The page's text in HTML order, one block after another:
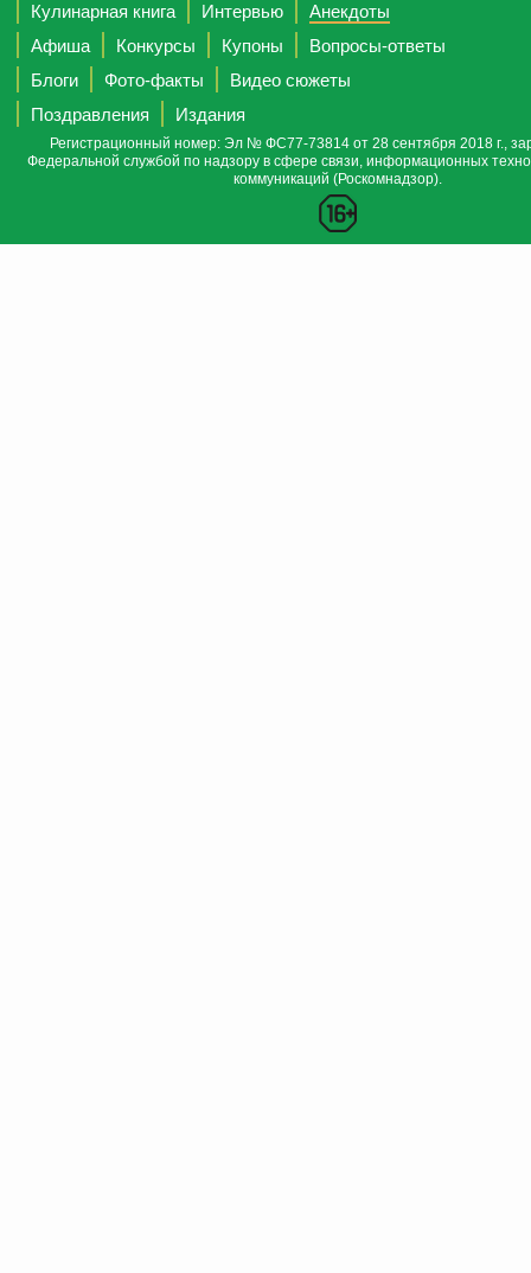
Кулинарная книга
Интервью
Анекдоты
Афиша
Конкурсы Купоны
Вопросы-ответы
Блоги
Фото-факты
Видео сюжеты
Поздравления
Издания
Регистрационный номер: Эл № ФС77-73814 от 28 сентября 2018 г.,
Федеральной службой по надзору в сфере связи, информационных
коммуникаций (Роскомнадзор).